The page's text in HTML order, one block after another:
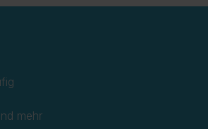
mehr